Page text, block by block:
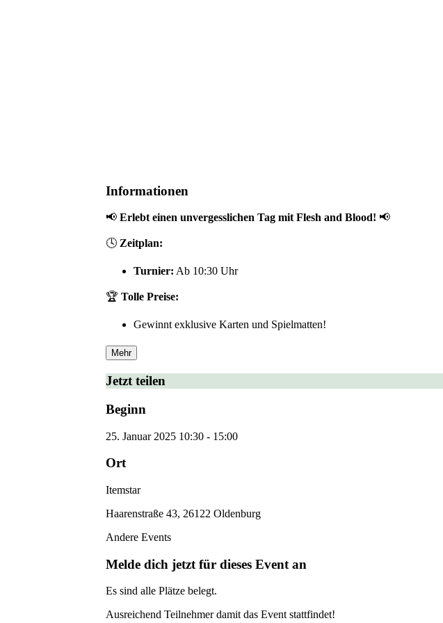
Informationen
📢 Erlebt einen unvergesslichen Tag mit Flesh and Blood! 📢
🕓 Zeitplan:
Turnier: Ab 10:30 Uhr
🏆 Tolle Preise:
Gewinnt exklusive Karten und Spielmatten!
Mehr
Jetzt teilen
Beginn
25. Januar 2025 10:30 - 15:00
Ort
Itemstar
Haarenstraße 43, 26122 Oldenburg
Andere Events
Melde dich jetzt für dieses Event an
Es sind alle Plätze belegt.
Ausreichend Teilnehmer damit das Event stattfindet!